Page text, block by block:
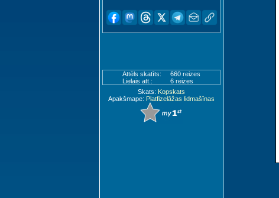
Attēls skatīts:
660 reizes
Lielais att.:
6 reizes
Skats: Kopskats
Apakšmape: Platfizelāžas lidmašīnas